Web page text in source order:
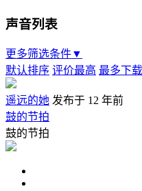
声音列表
更多筛选条件▼
默认排序 评价最高 最多下载
遥远的她 发布于 12 年前
鼓的节拍
鼓的节拍